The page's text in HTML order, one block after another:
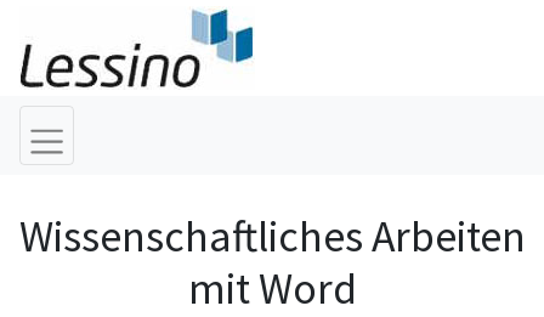
Wissenschaftliches Arbeiten
mit Word